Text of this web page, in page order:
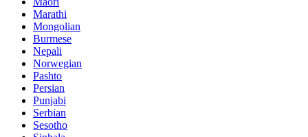
Marathi
Mongolian
Burmese
Nepali
Norwegian
Pashto
Persian
Punjabi
Serbian
Sesotho